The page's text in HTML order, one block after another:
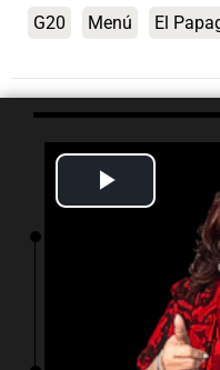
Video
G20 Menú El
La fertilización
equipo de los